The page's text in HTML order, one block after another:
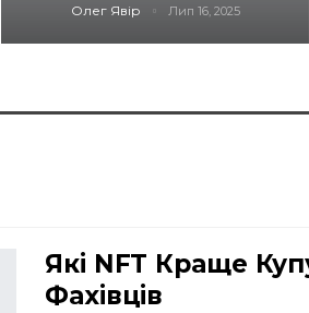
Олег Явір Лип 16, 2025
Які NFT Краще
Фахівців